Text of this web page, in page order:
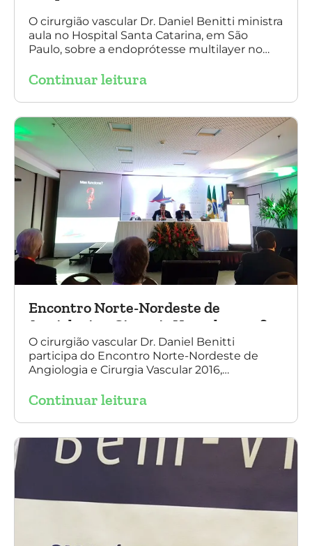
O cirurgião vascular Dr. Daniel Benitti ministra
aula no Hospital Santa Catarina, em São
Paulo, sobre a endoprótesse multilayer no
experiência nacional e mundial com esta
Daniel Benitti e à direita Dr. Carlos Alberto
Fernandes Costa)
Continuar leitura
Encontro Norte-Nordeste de
Angiologia e Cirurgia Vascular 2016
O cirurgião vascular Dr. Daniel Benitti
participa do Encontro Norte-Nordeste de
Angiologia e Cirurgia Vascular 2016,
aneurisma da Aorta.
Continuar leitura